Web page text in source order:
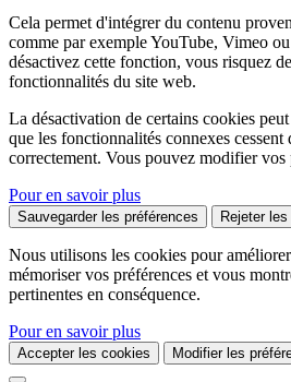
Cela permet d'intégrer du contenu
comme par exemple YouTube, Vimeo
désactivez cette fonction, vous risquez
fonctionnalités du site web.
La désactivation de certains cookies
que les fonctionnalités connexes
correctement. Vous pouvez modifier vos
Pour en savoir plus
Sauvegarder les préférences Rejeter
Nous utilisons les cookies pour
mémoriser vos préférences et vous
pertinentes en conséquence.
Pour en savoir plus
Accepter les cookies Modifier les